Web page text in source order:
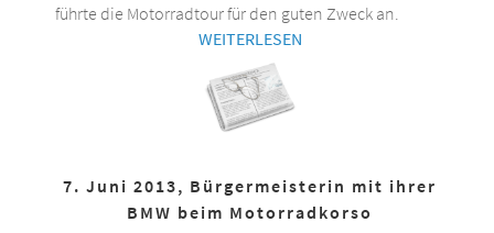
führte die Motorradtour für den guten Zweck an.
WEITERLESEN
7. Juni 2013, Bürgermeisterin mit ihrer
BMW beim Motorradkorso